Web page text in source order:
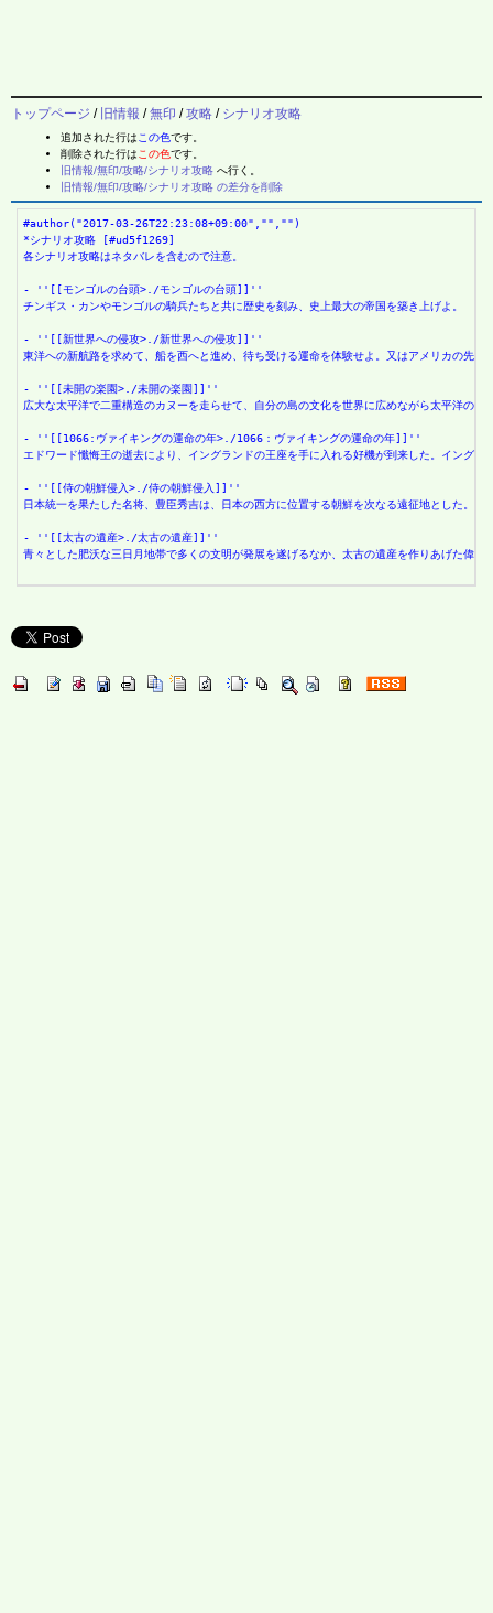
トップページ / 旧情報 /無印 /攻略 / シナリオ攻略
追加された行はこの色です。
削除された行はこの色です。
旧情報/無印/攻略/シナリオ攻略 へ行く。
旧情報/無印/攻略/シナリオ攻略 の差分を削除
#author("2017-03-26T22:23:08+09:00","","")
*シナリオ攻略 [#ud5f1269]
各シナリオ攻略はネタバレを含むので注意。
- ''[[モンゴルの台頭>./モンゴルの台頭]]''
チンギス・カンやモンゴルの騎兵たちと共に歴史を刻み、史上最大の帝国を築き上げよ。
- ''[[新世界への侵攻>./新世界への侵攻]]''
東洋への新航路を求めて、船を西へと進め、待ち受ける運命を体験せよ。又はアメリカの先
- ''[[未開の楽園>./未開の楽園]]''
広大な太平洋で二重構造のカヌーを走らせて、自分の島の文化を世界に広めながら太平洋の楽
- ''[[1066:ヴァイキングの運命の年>./1066：ヴァイキングの運命の年]]''
エドワード懺悔王の逝去により、イングランドの王座を手に入れる好機が到来した。イング
- ''[[侍の朝鮮侵入>./侍の朝鮮侵入]]''
日本統一を果たした名将、豊臣秀吉は、日本の西方に位置する朝鮮を次なる遠征地とした。
- ''[[太古の遺産>./太古の遺産]]''
青々とした肥沃な三日月地帯で多くの文明が発展を遂げるなか、太古の遺産を作りあげた偉